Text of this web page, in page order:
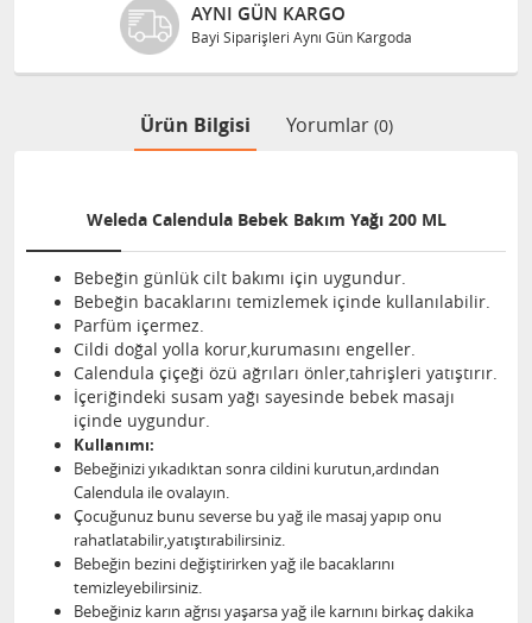
AYNI GÜN KARGO
Bayi Siparişleri Aynı Gün Kargoda
Ürün Bilgisi Yorumlar (0)
Weleda Calendula Bebek Bakım Yağı 200 ML
Bebeğin günlük cilt bakımı için uygundur.
Bebeğin bacaklarını temizlemek içinde kullanılabilir.
Parfüm içermez.
Cildi doğal yolla korur,kurumasını engeller.
Calendula çiçeği özü ağrıları önler,tahrişleri yatıştırır.
İçeriğindeki susam yağı sayesinde bebek masajı
içinde uygundur.
Kullanımı:
Bebeğinizi yıkadıktan sonra cildini kurutun,ardından
Calendula ile ovalayın.
Çocuğunuz bunu severse bu yağ ile masaj yapıp onu
rahatlatabilir,yatıştırabilirsiniz.
Bebeğin bezini değiştirirken yağ ile bacaklarını
temizleyebilirsiniz.
Bebeğiniz karın ağrısı yaşarsa yağ ile karnını birkaç dakika